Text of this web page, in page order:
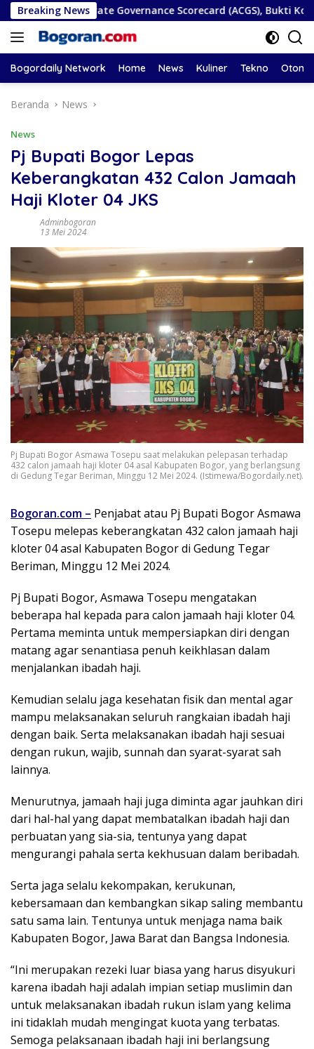
Langsung
ke
konten
Breaking News
Corporate Governance Scorecard (ACGS), Bukti
Bogordaily Network Home News Kuliner Tekno
Beranda News
News
Pj Bupati Bogor Lepas
Keberangkatan 432 Calon Jamaah
Haji Kloter 04 JKS
Adminbogoran
13 Mei 2024
Pj Bupati Bogor Asmawa Tosepu saat melakukan pelepasan terhadap
432 calon jamaah haji kloter 04 asal Kabupaten Bogor, yang berlangsung
di Gedung Tegar Beriman, Minggu 12 Mei 2024. (Istimewa/Bogordaily.net).
Bogoran.com – Penjabat atau Pj Bupati Bogor Asmawa
Tosepu melepas keberangkatan 432 calon jamaah haji
kloter 04 asal Kabupaten Bogor di Gedung Tegar
Beriman, Minggu 12 Mei 2024.
Pj Bupati Bogor, Asmawa Tosepu mengatakan
beberapa hal kepada para calon jamaah haji kloter 04.
Pertama meminta untuk mempersiapkan diri dengan
matang agar senantiasa penuh keikhlasan dalam
menjalankan ibadah haji.
Kemudian selalu jaga kesehatan fisik dan mental agar
mampu melaksanakan seluruh rangkaian ibadah haji
dengan baik. Serta melaksanakan ibadah haji sesuai
dengan rukun, wajib, sunnah dan syarat-syarat sah
lainnya.
Menurutnya, jamaah haji juga diminta agar jauhkan diri
dari hal-hal yang dapat membatalkan ibadah haji dan
perbuatan yang sia-sia, tentunya yang dapat
mengurangi pahala serta kekhusuan dalam beribadah.
Serta jaga selalu kekompakan, kerukunan,
kebersamaan dan kembangkan sikap saling membantu
satu sama lain. Tentunya untuk menjaga nama baik
Kabupaten Bogor, Jawa Barat dan Bangsa Indonesia.
“Ini merupakan rezeki luar biasa yang harus disyukuri
karena ibadah haji adalah impian setiap muslimin dan
untuk melaksanakan ibadah rukun islam yang kelima
ini tidaklah mudah mengingat kuota yang terbatas.
Semoga pelaksanaan ibadah haji ini berlangsung